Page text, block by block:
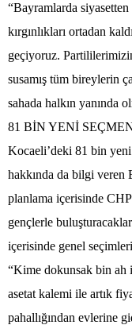
“Bayramlarda
kırgınlıkları ortadan
geçiyoruz.
susamış tüm bireylerin
sahada halkın yanında
81 BİN YENİ
Kocaeli’deki 81 bin
hakkında da bilgi veren
planlama içerisinde
gençlerle
içerisinde genel
“Kime dokunsak bin ah
asetat kalemi ile artık
pahallığından evlerine